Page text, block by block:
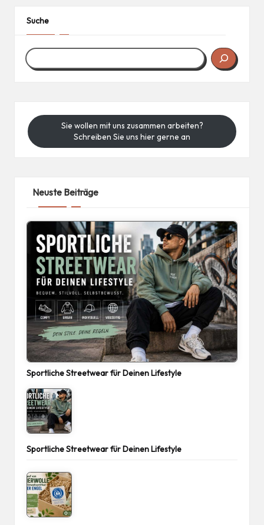
Suche
Sie wollen mit uns zusammen arbeiten?
Schreiben Sie uns hier gerne an
Neuste Beiträge
Sportliche Streetwear für Deinen Lifestyle
Sportliche Streetwear für Deinen Lifestyle